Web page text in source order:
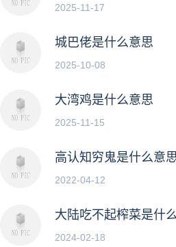
2025-11-17
城巴佬是什么意思
2025-10-08
大湾鸡是什么意思
2025-11-15
高认知穷鬼是什么意
2022-04-12
大陆吃不起榨菜是什
2024-02-18